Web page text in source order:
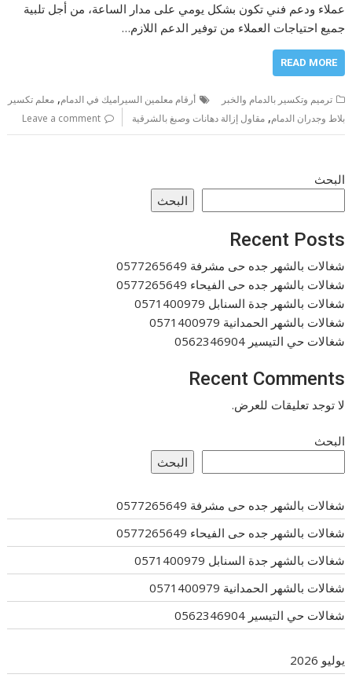
عملاء ودعم فني تكون بشكل يومي على مدار الساعة، من أجل تلبية
جميع احتياجات العملاء من توفير الدعم اللازم…
READ MORE
ترميم وتكسير بالدمام والخبر أرقام معلمين السيراميك في الدمام,معلم تكسير
بلاط وجدران الدمام,مقاول إزالة دهانات وصبغ بالشرقية Leave a comment
البحث
البحث
Recent Posts
شغالات بالشهر جده حى مشرفة 0577265649
شغالات بالشهر جده حى الفيحاء 0577265649
شغالات بالشهر جدة السنابل 0571400979
شغالات بالشهر الحمدانية 0571400979
شغالات حي التيسير 0562346904
Recent Comments
لا توجد تعليقات للعرض.
البحث
البحث
شغالات بالشهر جده حى مشرفة 0577265649
شغالات بالشهر جده حى الفيحاء 0577265649
شغالات بالشهر جدة السنابل 0571400979
شغالات بالشهر الحمدانية 0571400979
شغالات حي التيسير 0562346904
يوليو 2026